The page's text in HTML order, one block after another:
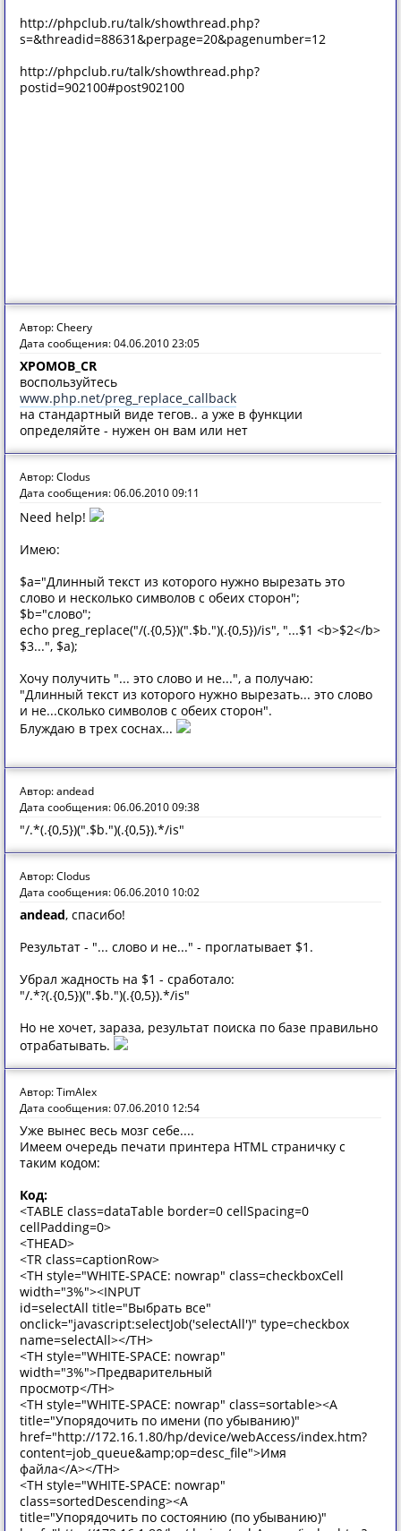
http://phpclub.ru/talk/showthread.php?
s=&threadid=88631&perpage=20&pagenumber=12
http://phpclub.ru/talk/showthread.php?
postid=902100#post902100
Автор: Cheery
Дата сообщения: 04.06.2010 23:05
XPOMOB_CR
воспользуйтесь
www.php.net/preg_replace_callback
на стандартный виде тегов.. а уже в функции
определяйте - нужен он вам или нет
Автор: Clodus
Дата сообщения: 06.06.2010 09:11
Need help!
Имею:
$a="Длинный текст из которого нужно вырезать это
слово и несколько символов с обеих сторон";
$b="слово";
echo preg_replace("/(.{0,5})(".$b.")(.{0,5})/is", "...$1 <b>$2</b>
$3...", $a);
Хочу получить "... это слово и не...", а получаю:
"Длинный текст из которого нужно вырезать... это слово
и не...сколько символов с обеих сторон".
Блуждаю в трех соснах...
Автор: andead
Дата сообщения: 06.06.2010 09:38
"/.*(.{0,5})(".$b.")(.{0,5}).*/is"
Автор: Clodus
Дата сообщения: 06.06.2010 10:02
andead, спасибо!
Результат - "... слово и не..." - проглатывает $1.
Убрал жадность на $1 - сработало:
"/.*?(.{0,5})(".$b.")(.{0,5}).*/is"
Но не хочет, зараза, результат поиска по базе правильно
отрабатывать.
Автор: TimAlex
Дата сообщения: 07.06.2010 12:54
Уже вынес весь мозг себе....
Имеем очередь печати принтера HTML страничку с
таким кодом:
Код:
<TABLE class=dataTable border=0 cellSpacing=0
cellPadding=0>
<THEAD>
<TR class=captionRow>
<TH style="WHITE-SPACE: nowrap" class=checkboxCell
width="3%"><INPUT
id=selectAll title="Выбрать все"
onclick="javascript:selectJob('selectAll')" type=checkbox
name=selectAll></TH>
<TH style="WHITE-SPACE: nowrap"
width="3%">Предварительный
просмотр</TH>
<TH style="WHITE-SPACE: nowrap" class=sortable><A
title="Упорядочить по имени (по убыванию)"
href="http://172.16.1.80/hp/device/webAccess/index.htm?
content=job_queue&amp;op=desc_file">Имя
файла</A></TH>
<TH style="WHITE-SPACE: nowrap"
class=sortedDescending><A
title="Упорядочить по состоянию (по убыванию)"